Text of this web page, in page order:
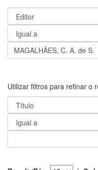
Utilizar filtros para refinar o